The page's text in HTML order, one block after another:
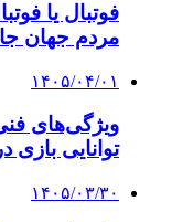
فوتبال یا
مردم جهان
۱۴۰۵/۰۴/۰۱
ویژگی‌های
توانایی
۱۴۰۵/۰۳/۳۰